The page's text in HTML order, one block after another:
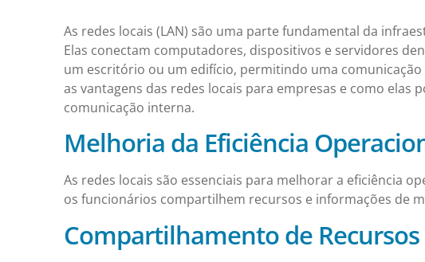
As redes locais (LAN) são uma parte fundamental da
Elas conectam computadores, dispositivos e servidores
um escritório ou um edifício, permitindo uma
as vantagens das redes locais para empresas e como elas
comunicação interna.
Melhoria da Eficiência
As redes locais são essenciais para melhorar a eficiência
os funcionários compartilhem recursos e informações de
Compartilhamento de Recursos